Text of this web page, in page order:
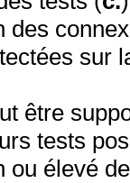
sur
être
tests
élevé